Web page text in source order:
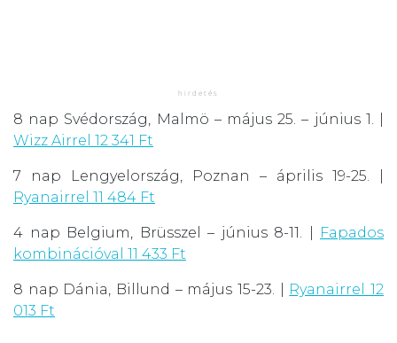
8 nap Svédország, Malmö – május 25. – június 1. |
Wizz Airrel 12 341 Ft
7 nap Lengyelország, Poznan – április 19-25. |
Ryanairrel 11 484 Ft
4 nap Belgium, Brüsszel – június 8-11. |
Fapados
kombinációval 11 433 Ft
8 nap Dánia, Billund – május 15-23. | Ryanairrel 12
013 Ft